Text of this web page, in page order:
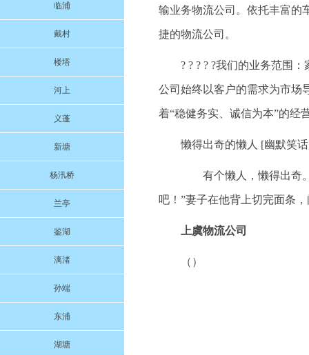
临浦
戴村
楼塔
河上
义蓬
新塘
杨汛桥
兰亭
鉴湖
漓渚
孙端
东浦
湖塘
输业务物流公司。依托丰富的
捷的物流公司。
? ? ? ? ?我们的业务范围
公司始终以客户的需求为市场
着“稳健务实、诚信为本”的经
懒得出奇的懒人 [幽默笑
有个懒人，懒得出奇。
吧！”妻子在他背上切完面条
上虞物流公司
（）